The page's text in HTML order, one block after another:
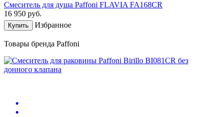
Смеситель для душа Paffoni FLAVIA FA168CR
16 950 руб.
Купить Избранное
Товары бренда Paffoni